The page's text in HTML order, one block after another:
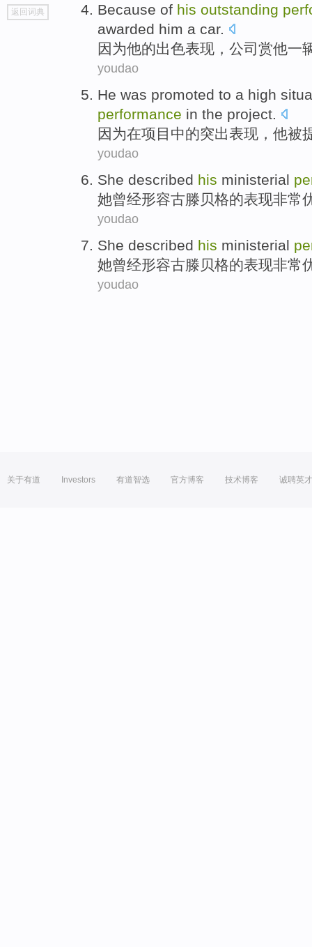
go
top
返回词典 Because of his outstanding
awarded him a car.
因为他的出色表现 ， 公司 赏他一
youdao
He was promoted to a high
performance in the project.
因为在项目中的突出表现 ， 他被
youdao
She described his ministerial
她曾经形容古滕贝格的表现非常
youdao
She described his ministerial
她曾经形容古滕贝格的表现非常
youdao
关于有道 Investors 有道智选 官方博客 技术博客 诚聘英才